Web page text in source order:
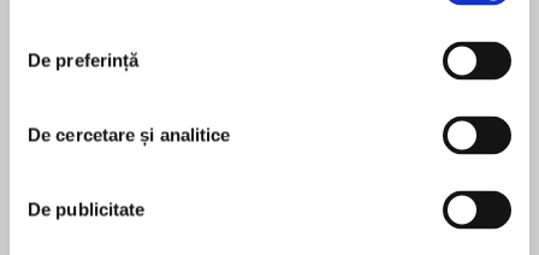
De preferință
De cercetare și analitice
De publicitate
înainte să atace din nou?
Continuarea temei din romanul multipremiat
Omul de castane, bestseller internațional
1, 2, 3…
Recenzii
Am citit Omul de castane acum mult timp dar